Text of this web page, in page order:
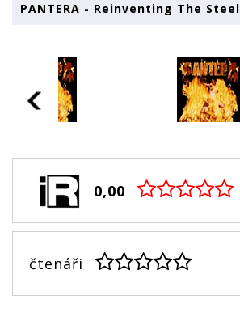
PANTERA - Reinventing The Steel
0,00
čtenáři